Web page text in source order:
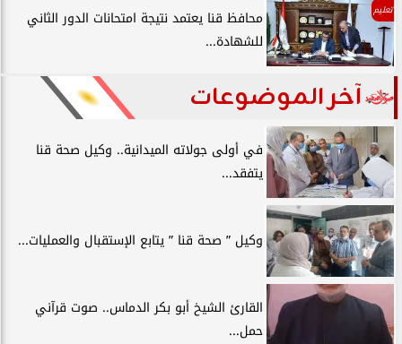
تعليم
محافظ قنا يعتمد نتيجة امتحانات الدور الثاني
للشهادة...
آخر الموضوعات
في أولى جولاته الميدانية.. وكيل صحة قنا
يتفقد...
وكيل ” صحة قنا ” يتابع الإستقبال والعمليات...
القارئ الشيخ أبو بكر الدماس.. صوت قرآني
حمل...